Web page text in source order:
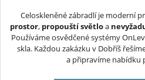
Celoskleněné zábradlí je moderní
prostor, propouští světloa
Používáme osvědčené systémy
skla. Každou zakázku v Dobříš
a připravíme nabídku